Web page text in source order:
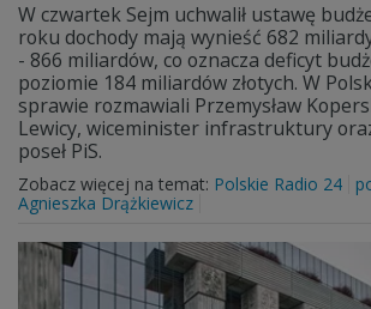
W czwartek Sejm uchwalił ustawę
roku dochody mają wynieść 682
- 866 miliardów, co oznacza deficyt
poziomie 184 miliardów złotych. W
sprawie rozmawiali Przemysław
Lewicy, wiceminister infrastruktury
poseł PiS.
Zobacz więcej na temat: Polskie Radio 24
Agnieszka Drążkiewicz